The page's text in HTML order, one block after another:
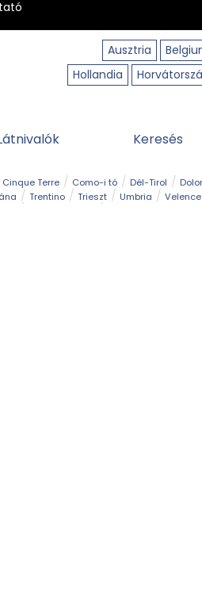
Ausztria
Hollandia
Keresés
Cinque Terre Como-i tó Dél-Tirol
Trentino Trieszt Umbria Velence